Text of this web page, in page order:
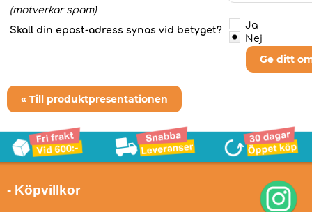
(motverkar spam)
Skall din epost-adress synas vid betyget?
Ja
Nej
Ge ditt
« Till produktpresentationen
- Köpvillkor